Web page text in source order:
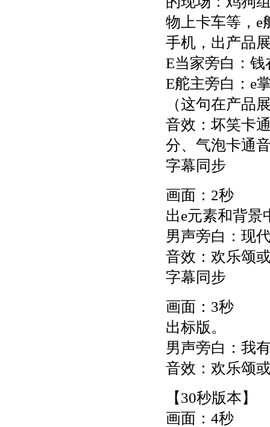
物上卡车等，e
手机，出产品
E当家旁白：
E舵主旁白：e
（这句在产品
音效：坏笑卡
分、气泡卡通
字幕同步
画面：2秒
出e元素和背景
男声旁白：现
音效：欢乐颂
字幕同步
画面：3秒
出标版。
男声旁白：我
音效：欢乐颂
【30秒版本】
画面：4秒